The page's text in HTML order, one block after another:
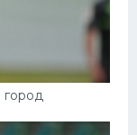
город